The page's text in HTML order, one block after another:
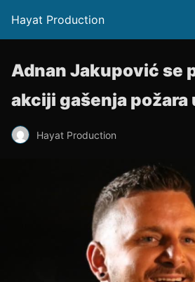
Hayat Production
Adnan Jakupović se
akciji gašenja požara
Hayat Production